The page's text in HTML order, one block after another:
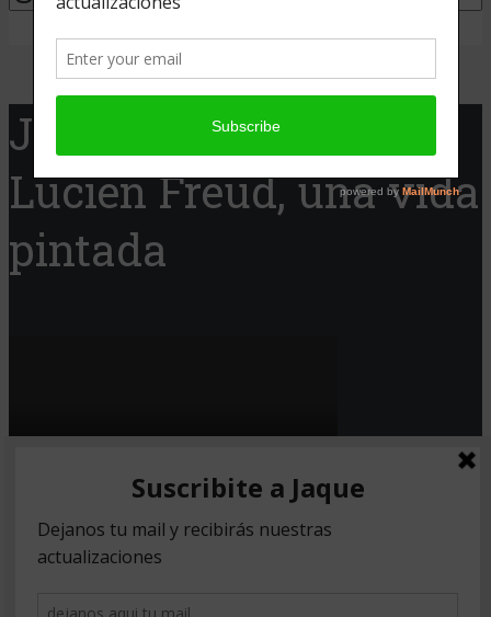
Jaque Cine presenta:
Lucien Freud, una vida
pintada
Copyright © 2026. Created by